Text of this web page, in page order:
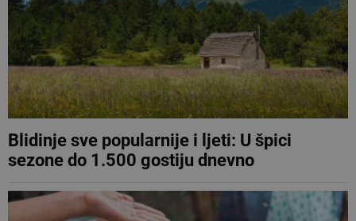
Blidinje sve popularnije i ljeti: U špici
sezone do 1.500 gostiju dnevno